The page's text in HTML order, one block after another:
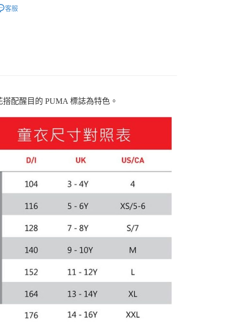
，滿NT$1,800(含以上)免運費
客服
配醒目的 PUMA 標誌為特色。